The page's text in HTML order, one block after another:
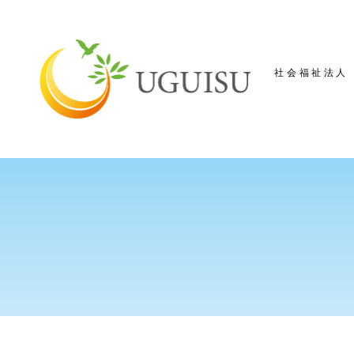
社会福祉法人